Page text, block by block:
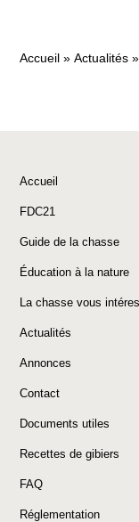
Accueil »Actualités
Accueil
FDC21
Guide de la chasse
Éducation à la nature
La chasse vous
Actualités
Annonces
Contact
Documents utiles
Recettes de gibiers
FAQ
Réglementation